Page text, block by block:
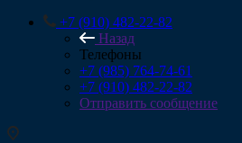
+7 (910) 482-22-82
Назад
Телефоны
+7 (985) 764-74-61
+7 (910) 482-22-82
Отправить сообщение